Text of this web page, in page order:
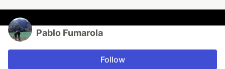
Pablo Fumarola
Follow